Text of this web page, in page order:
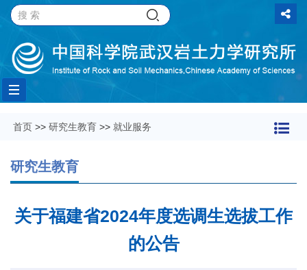
Toggle
navigation
首页 >> 研究生教育 >> 就业服务
研究生教育
关于福建省2024年度选调生选拔工作
的公告